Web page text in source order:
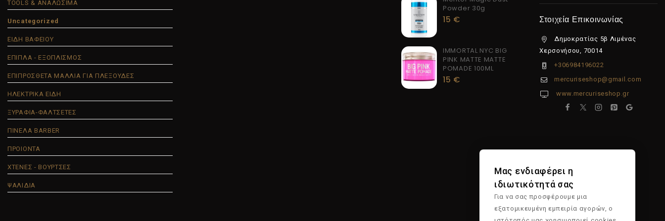
TOOLS & ΑΝΑΛΩΣΙΜΑ
Uncategorized
ΕΙΔΗ ΒΑΦΕΙΟΥ
ΕΠΙΠΛΑ - ΕΞΟΠΛΙΣΜΟΣ
ΕΠΙΠΡΟΣΘΕΤΑ ΜΑΛΛΙΑ ΓΙΑ ΠΛΕΞΟΥΔΕΣ
ΗΛΕΚΤΡΙΚΑ ΕΙΔΗ
ΞΥΡΑΦΙΑ-ΦΑΛΤΣΕΤΕΣ
ΠΙΝΕΛΑ BARBER
ΠΡΟΙΟΝΤΑ
ΧΤΕΝΕΣ - ΒΟΥΡΤΣΕΣ
ΨΑΛΙΔΙΑ
Powder 30g
15 €
IMMORTAL NYC BIG
PINK MATTE MATTE
POMADE 100ML
15 €
Στοιχεία Επικοινωνίας
Δημοκρατίας 5β Λιμένας
Χερσονήσου, 70014
+306984196022
mercuriseshop@gmail.com
www.mercuriseshop.gr
Μας ενδιαφέρει η
ιδιωτικότητά σας
Για να σας προσφέρουμε μια
εξατομικευμένη εμπειρία αγορών, ο